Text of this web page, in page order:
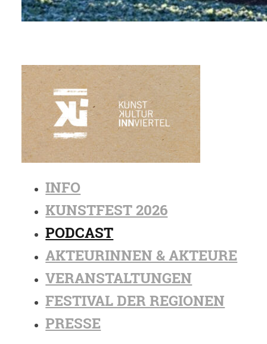
INFO
KUNSTFEST 2026
PODCAST
AKTEURINNEN & AKTEURE
VERANSTALTUNGEN
FESTIVAL DER REGIONEN
PRESSE